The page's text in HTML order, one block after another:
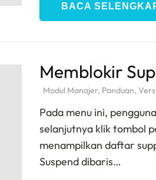
BACA
Memblokir
Modul Manajer, Panduan,
Pada menu ini,
selanjutnya klik tombol
menampilkan daftar
Suspend dibaris…